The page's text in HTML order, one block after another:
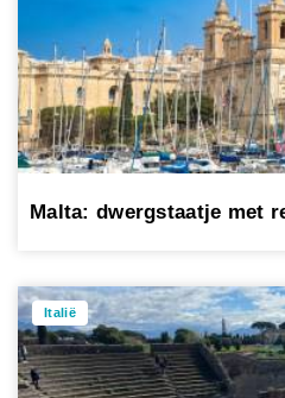
Malta: dwergstaatje met
Italië